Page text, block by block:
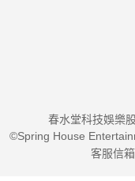
春水堂科技娛樂
©Spring House
客服信